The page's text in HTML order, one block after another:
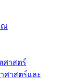
ณ
ศาสตร์
ศาสตร์และ